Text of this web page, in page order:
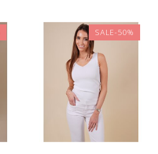
SALE-50%